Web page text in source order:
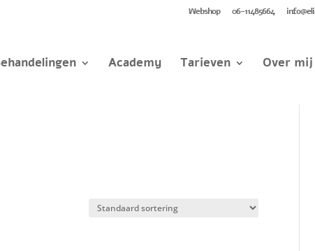
Webshop 06-11485664
Academy Tarieven Over mij